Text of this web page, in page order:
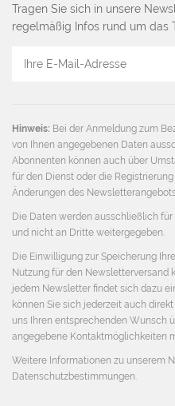
Tragen Sie sich in unsere
regelmäßig Infos rund um das
Hinweis: Bei der Anmeldung zum
von Ihnen angegebenen Daten
Abonnenten können auch über
für den Dienst oder die
Änderungen des
Die Daten werden ausschließlich
und nicht an Dritte weitergegeben.
Die Einwilligung zur Speicherung
Nutzung für den Newsletterversand
jedem Newsletter findet sich dazu
können Sie sich jederzeit auch
uns Ihren entsprechenden Wunsch
angegebene Kontaktmöglichkeiten
Weitere Informationen zu unserem
Datenschutzbestimmungen.